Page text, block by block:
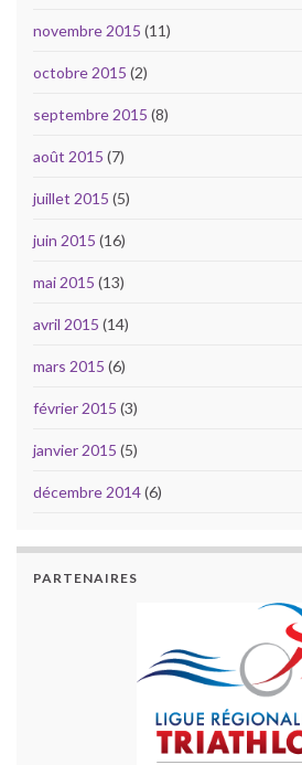
novembre 2015 (11)
octobre 2015 (2)
septembre 2015 (8)
août 2015 (7)
juillet 2015 (5)
juin 2015 (16)
mai 2015 (13)
avril 2015 (14)
mars 2015 (6)
février 2015 (3)
janvier 2015 (5)
décembre 2014(6)
PARTENAIRES